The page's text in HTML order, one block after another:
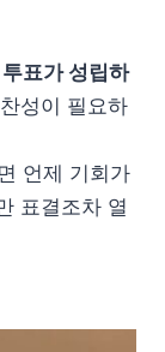
표가 성립하
성이 필요하
언제 기회가
표결조차 열